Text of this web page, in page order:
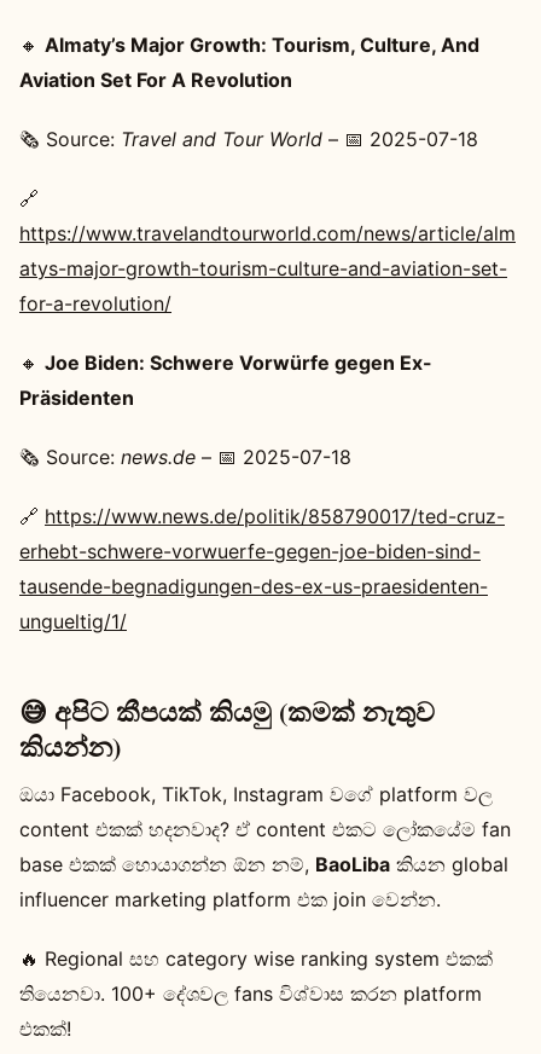
🔸 Almaty’s Major Growth: Tourism, Culture, And
Aviation Set For A Revolution
🗞️ Source: Travel and Tour World – 📅 2025-07-18
🔗
https://www.travelandtourworld.com/news/article/alm
atys-major-growth-tourism-culture-and-aviation-set-
for-a-revolution/
🔸 Joe Biden: Schwere Vorwürfe gegen Ex-
Präsidenten
🗞️ Source: news.de – 📅 2025-07-18
🔗 https://www.news.de/politik/858790017/ted-cruz-
erhebt-schwere-vorwuerfe-gegen-joe-biden-sind-
tausende-begnadigungen-des-ex-us-praesidenten-
ungueltig/1/
😅 අපිට කීපයක් කියමු (කමක් නැතුව
කියන්න)
ඔයා Facebook, TikTok, Instagram වගේ platform වල
content එකක් හදනවාද? ඒ content එකට ලෝකයේම fan
base එකක් හොයාගන්න ඕන නම්, BaoLiba කියන global
influencer marketing platform එක join වෙන්න.
🔥 Regional සහ category wise ranking system එකක්
තියෙනවා. 100+ දේශවල fans විශ්වාස කරන platform
එකක්!